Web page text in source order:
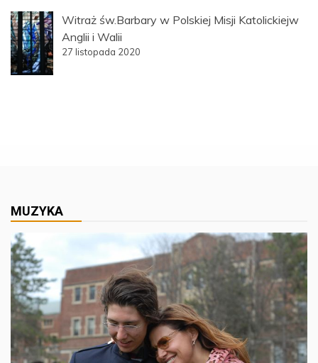
Witraż św.Barbary w Polskiej Misji Katolickiejw
Anglii i Walii
27 listopada 2020
MUZYKA